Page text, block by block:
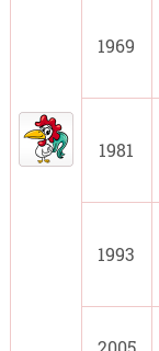
1969
1981
1993